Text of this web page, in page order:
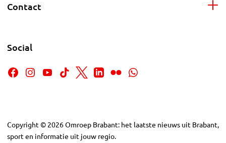
Contact
Social
Copyright © 2026Omroep Brabant: het laatste nieuws uit Brabant,
sport en informatie uit jouw regio.